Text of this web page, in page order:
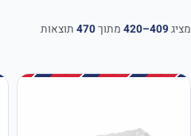
מציג409–420 מתוך470 תוצאות